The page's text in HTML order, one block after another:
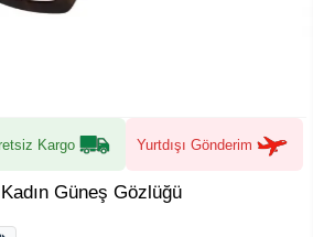
Kargo Yurtdışı Gönderim
Güneş Gözlüğü